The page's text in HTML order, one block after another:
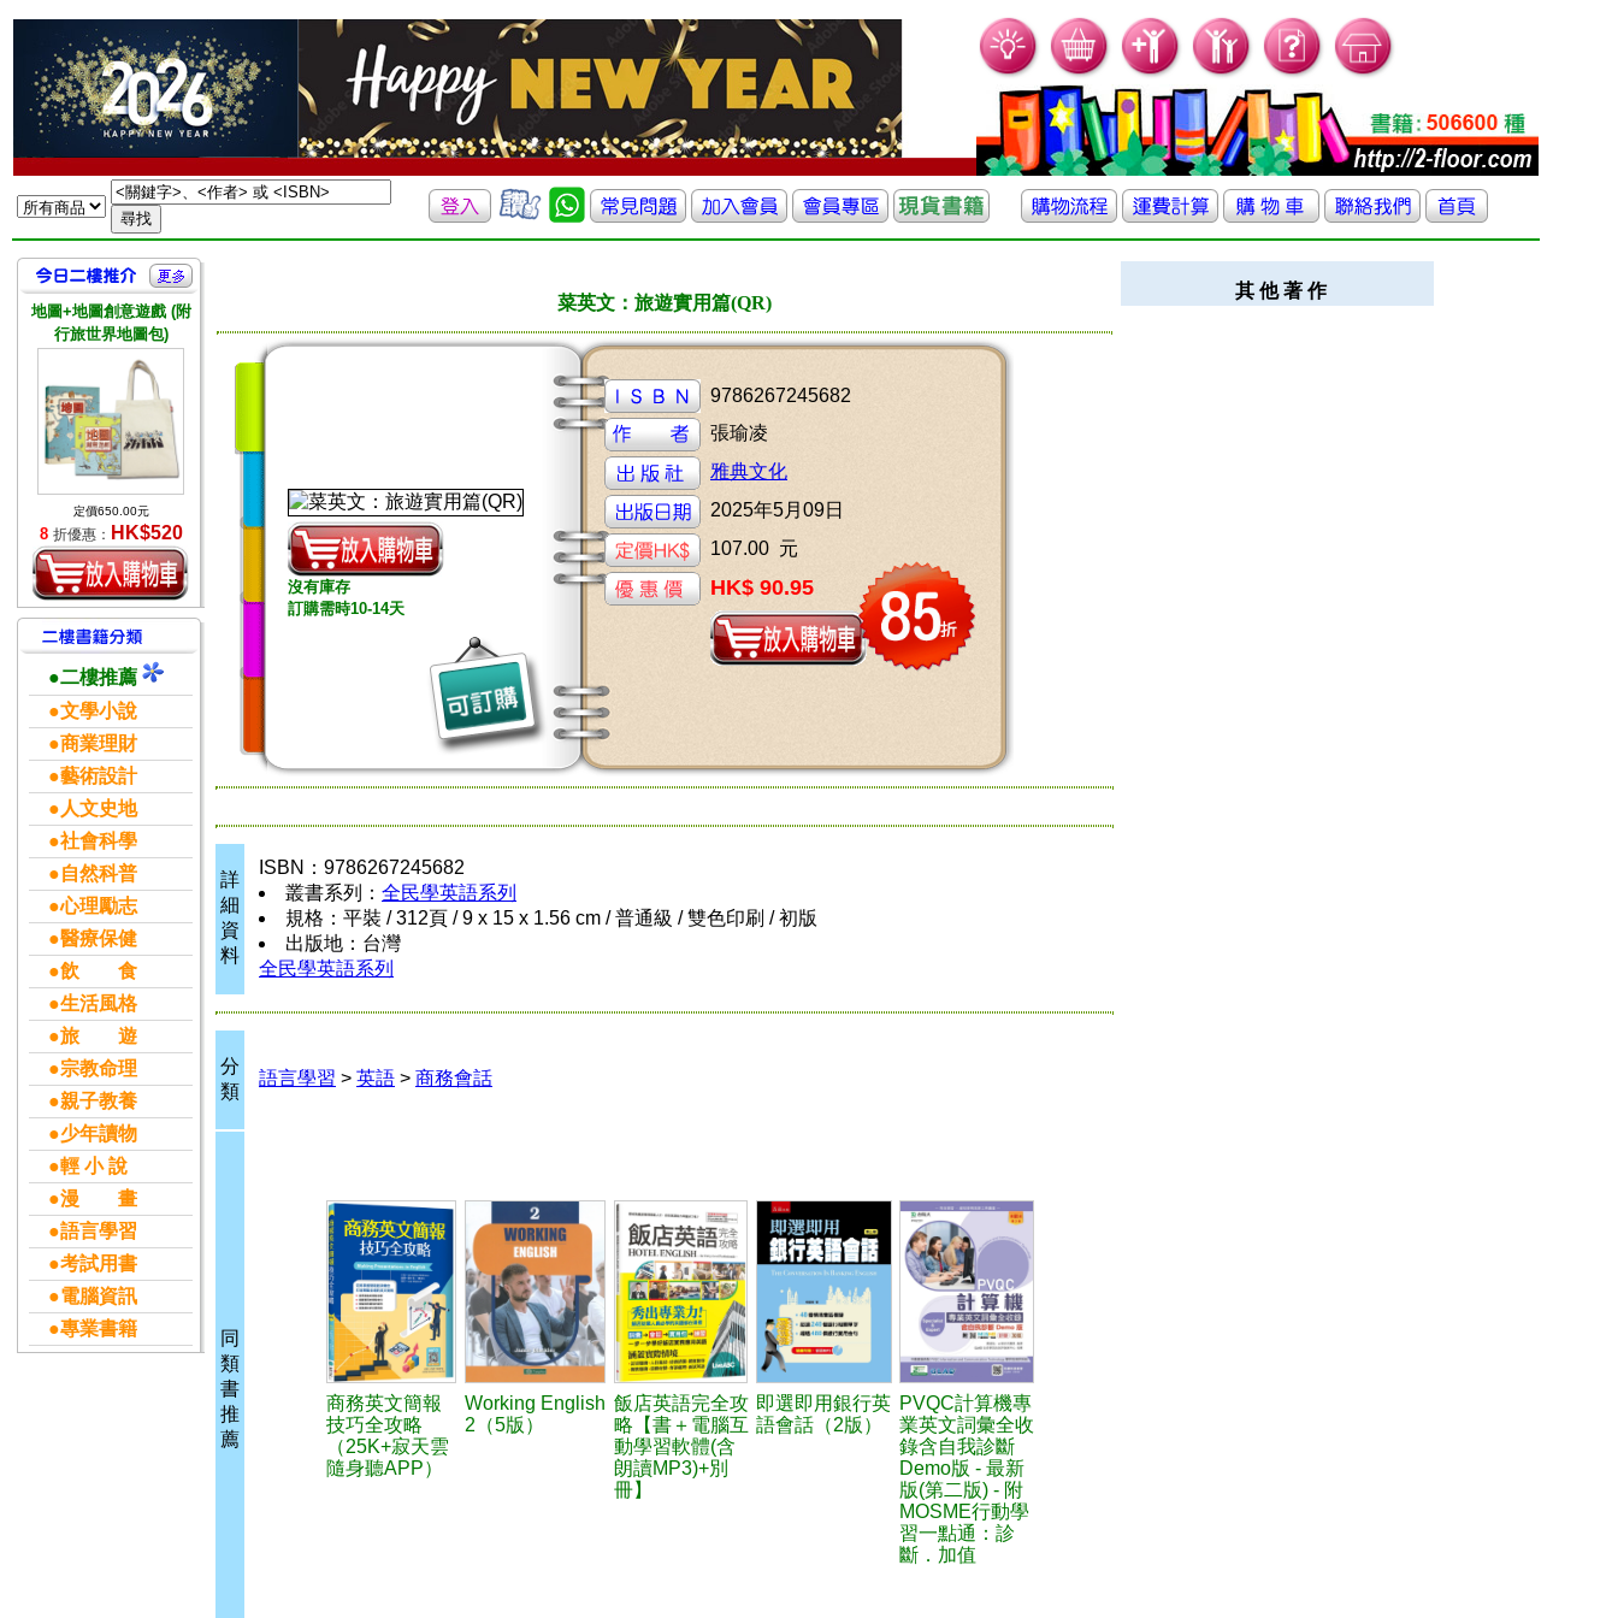
地圖+地圖創意遊戲 (附
行旅世界地圖包)
定價650.00元
8 折優惠： HK$520
●二樓推薦
●文學小說
●商業理財
●藝術設計
●人文史地
●社會科學
●自然科普
●心理勵志
●醫療保健
●飲 食
●生活風格
●旅 遊
●宗教命理
●親子教養
●少年讀物
●輕 小 說
●漫 畫
●語言學習
●考試用書
●電腦資訊
●專業書籍
菜英文：旅遊實用篇(QR)
沒有庫存
訂購需時10-14天
9786267245682
張瑜凌
雅典文化
2025年5月09日
107.00 元
HK$ 90.95
詳
細
資
料
ISBN：9786267245682
叢書系列： 全民學英語系列
規格：平裝 / 312頁 / 9 x 15 x 1.56 cm / 普通級 / 雙色印刷 / 初版
出版地：台灣
全民學英語系列
分
類
語言學習 > 英語 > 商務會話
同
類
書
推
薦
商務英文簡報
技巧全攻略
（25K+寂天雲
隨身聽APP）
Working English
2（5版）
飯店英語完全攻
略【書＋電腦互
動學習軟體(含
朗讀MP3)+別
冊】
即選即用銀行英
語會話（2版）
PVQC計算機專
業英文詞彙全收
錄含自我診斷
Demo版 - 最新
版(第二版) - 附
MOSME行動學
習一點通：診
斷．加值
其 他 著 作